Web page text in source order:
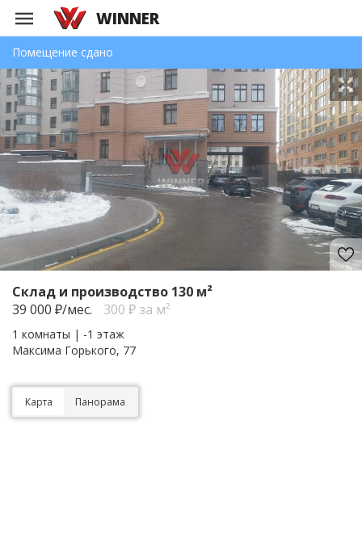
WINNER
Помещение сдано
Склад и производство 130 м²
39 000 ₽/мес. 300 ₽ за м²
1 комнаты | -1 этаж
Максима Горького, 77
Карта Панорама